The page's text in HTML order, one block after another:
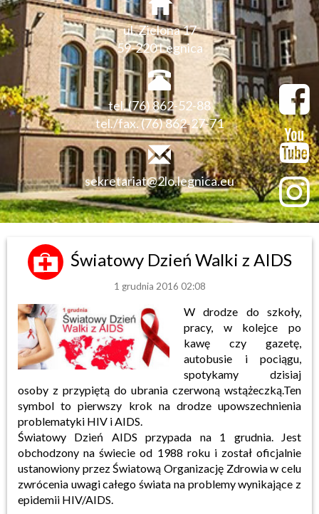
ul. Zielona 17
59-220 Legnica
tel. (76) 862-52-88
tel./fax. (76) 862-27-71
sekretariat@2lo.legnica.eu
Światowy Dzień Walki z AIDS
1 grudnia 2016 02:08
W drodze do szkoły,
pracy, w kolejce po
kawę czy gazetę,
autobusie i pociągu,
spotykamy dzisiaj
osoby z przypiętą do ubrania czerwoną wstążeczką.Ten
symbol to pierwszy krok na drodze upowszechnienia
problematyki HIV i AIDS.
Światowy Dzień AIDS przypada na 1 grudnia. Jest
obchodzony na świecie od 1988 roku i został oficjalnie
ustanowiony przez Światową Organizację Zdrowia w celu
zwrócenia uwagi całego świata na problemy wynikające z
epidemii HIV/AIDS.